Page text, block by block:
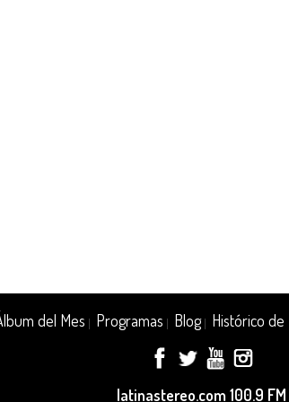
del Mes Programas Blog| Histórico de
latinastereo.com 100.9 FM